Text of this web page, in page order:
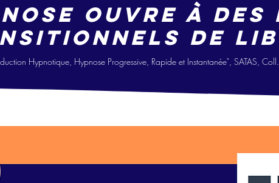
ouvre à des
ls de
uction Hypnotique, Hypnose Progressive, Rapide et Instantanée", SATAS,